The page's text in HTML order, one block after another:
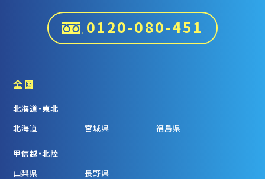
0120-080-451
全国
北海道・東北
北海道
宮城県 福島県
甲信越・北陸
山梨県
長野県